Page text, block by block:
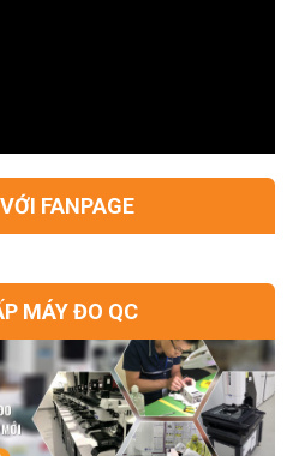
FANPAGE
MÁY ĐO QC